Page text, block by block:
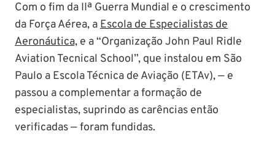
Com o fim da IIª Guerra Mundial e o crescimento
da Força Aérea, aEscola de Especialistas de
Aeronáutica, e a “Organização John Paul Ridle
Aviation Tecnical School”, que instalou em São
Paulo a Escola Técnica de Aviação (ETAv), — e
passou a complementar a formação de
especialistas, suprindo as carências então
verificadas — foram fundidas.